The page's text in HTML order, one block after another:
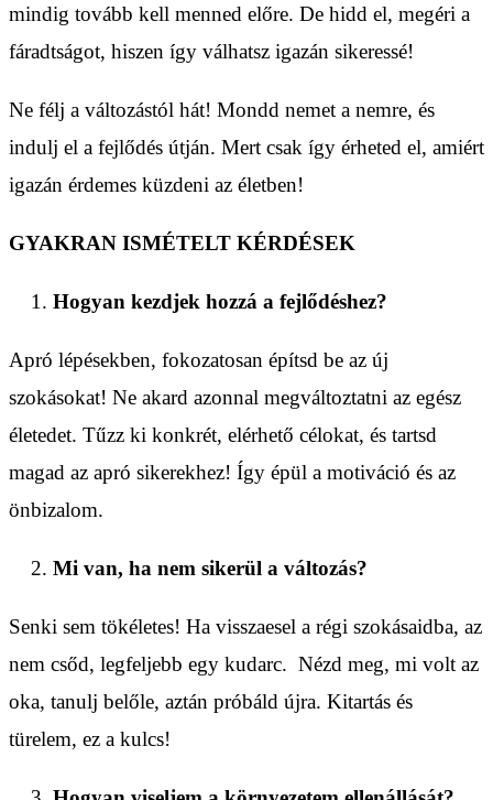
mindig tovább kell menned előre. De hidd el, megéri a
fáradtságot, hiszen így válhatsz igazán sikeressé!
Ne félj a változástól hát! Mondd nemet a nemre, és
indulj el a fejlődés útján. Mert csak így érheted el, amiért
igazán érdemes küzdeni az életben!
GYAKRAN ISMÉTELT KÉRDÉSEK
Hogyan kezdjek hozzá a fejlődéshez?
Apró lépésekben, fokozatosan építsd be az új
szokásokat! Ne akard azonnal megváltoztatni az egész
életedet. Tűzz ki konkrét, elérhető célokat, és tartsd
magad az apró sikerekhez! Így épül a motiváció és az
önbizalom.
Mi van, ha nem sikerül a változás?
Senki sem tökéletes! Ha visszaesel a régi szokásaidba, az
nem csőd, legfeljebb egy kudarc. Nézd meg, mi volt az
oka, tanulj belőle, aztán próbáld újra. Kitartás és
türelem, ez a kulcs!